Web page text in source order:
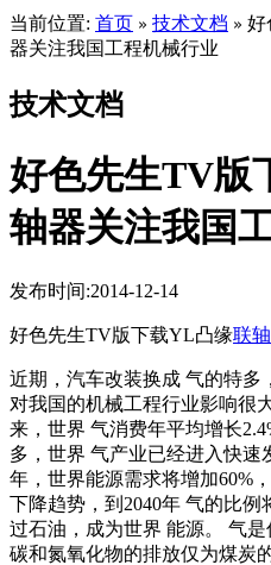
当前位置: 首页 » 技术文档 » 好
器关注我国工程机械行业
技术文档
好色先生TV版
轴器关注我国
发布时间:2014-12-14
好色先生TV版下载YL凸缘联
近期，汽车改装换成 气的特多
对我国的机械工程行业影响很大
来，世界 气消费年平均增长
多，世界 气产业已经进入快速
年，世界能源需求将增加
下降趋势，到2040年 气的比
过石油，成为世界 能源。
碳和氮氧化物的排放仅为煤炭的